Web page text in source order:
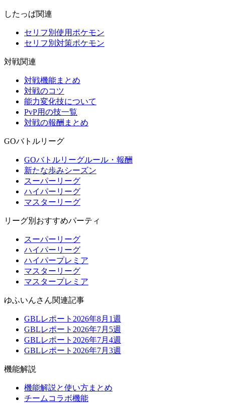
したっぱ関連
セリフ別使用ポケモン
セリフ別対策ポケモン
対戦関連
対戦機能まとめ
対戦のコツ
能力変化技について
PvP用の技一覧
対戦の報酬まとめ
GOバトルリーグ
GOバトルリーグルール・報酬
新たな歩みシーズン
スーパーリーグ
ハイパーリーグ
マスターリーグ
リーグ別おすすめパーティ
スーパーリーグ
ハイパーリーグ
ハイパープレミア
マスターリーグ
マスタープレミア
ゆふいんさん関連記事
GBLレポート2026年8月1週
GBLレポート2026年7月5週
GBLレポート2026年7月4週
GBLレポート2026年7月3週
機能解説
機能解説と使い方まとめ
チームコラボ機能